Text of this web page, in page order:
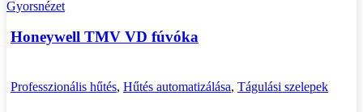
Gyorsnézet
Honeywell TMV VD fúvóka
Professzionális hűtés, Hűtés automatizálása, Tágulási szelepek